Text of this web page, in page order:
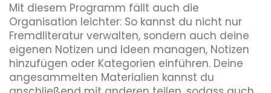
Mit diesem Programm fällt auch die
Organisation leichter: So kannst du nicht nur
Fremdliteratur verwalten, sondern auch deine
eigenen Notizen und Ideen managen, Notizen
hinzufügen oder Kategorien einführen. Deine
angesammelten Materialien kannst du